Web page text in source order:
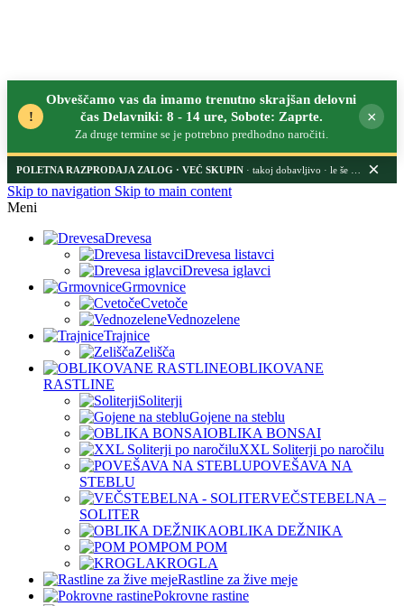
!
Obveščamo vas da imamo trenutno skrajšan delovni
čas Delavniki: 8 - 14 ure, Sobote: Zaprte.
Za druge termine se je potrebno predhodno naročiti.
×
POLETNA RAZPRODAJA ZALOG · takoj dobavljivo · le še nekaj dni ×
Skip to navigation Skip to main content
Meni
Drevesa
Drevesa listavci
Drevesa iglavci
Grmovnice
Cvetoče
Vednozelene
Trajnice
Zelišča
OBLIKOVANE
RASTLINE
Soliterji
Gojene na steblu
OBLIKA BONSAI
XXL Soliterji po naročilu
POVEŠAVA NA
STEBLU
VEČSTEBELNA –
SOLITER
OBLIKA DEŽNIKA
POM POM
KROGLA
Rastline za žive meje
Pokrovne rastine